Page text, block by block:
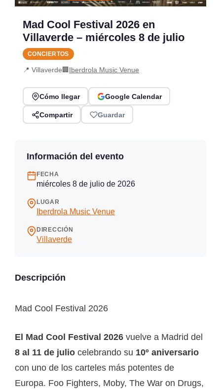
Mad Cool Festival 2026 en
Villaverde – miércoles 8 de julio
CONCIERTOS
📍 Villaverde🏢 Iberdrola Music Venue
Cómo llegar Google Calendar
Compartir Guardar
Información del evento
FECHA
miércoles 8 de julio de 2026
LUGAR
Iberdrola Music Venue
DIRECCIÓN
Villaverde
Descripción
Mad Cool Festival 2026
El Mad Cool Festival 2026 vuelve a Madrid del
8 al 11 de julio celebrando su 10º aniversario
con uno de los carteles más potentes de
Europa. Foo Fighters, Moby, The War on Drugs,